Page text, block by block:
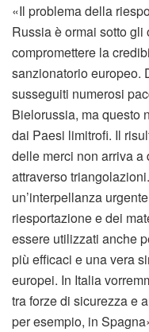
«Il problema della
Russia è ormai sotto
compromettere la
sanzionatorio europeo.
susseguiti numerosi
Bielorussia, ma questo
dai Paesi limitrofi. Il
delle merci non arriva
attraverso
un’interpellanza
riesportazione e dei
essere utilizzati anche
più efficaci e una vera
europei. In Italia
tra forze di sicurezza e
per esempio, in